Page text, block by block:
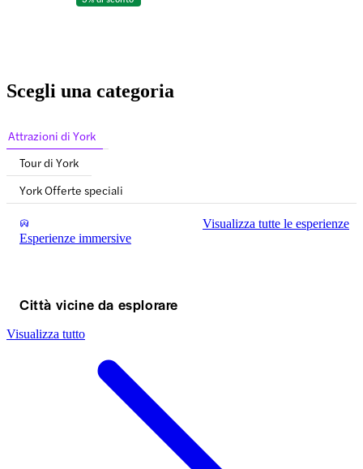
Scegli una categoria
Attrazioni di York
Tour di York
York Offerte speciali
Esperienze immersive
Visualizza tutte le esperienze
Città vicine da esplorare
Visualizza tutto